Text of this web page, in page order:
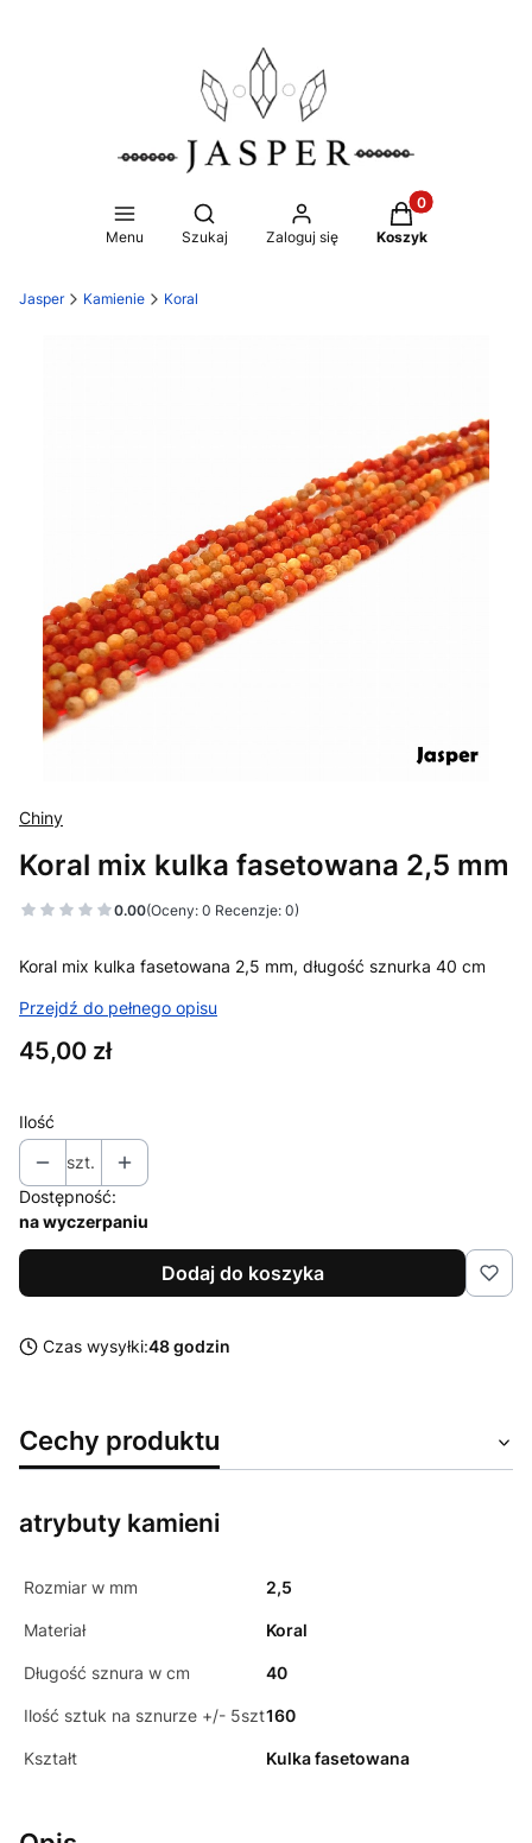
Menu
Otwórz wyszukiwarkę
Szukaj Zaloguj się
Produkty w
Koszyk
Jasper Kamienie Koral
Chiny
Koral mix kulka fasetowana 2,5 mm
0.00(Oceny: 0 Recenzje: 0)
Koral mix kulka fasetowana 2,5 mm, długość sznurka 40 cm
Przejdź do pełnego opisu
Cena
45,00 zł
Ilość
szt.
Dostępność:
na wyczerpaniu
Dodaj do koszyka
Czas wysyłki:48 godzin
Cechy produktu
atrybuty kamieni
Rozmiar w mm 2,5
Materiał Koral
Długość sznura w cm 40
Ilość sztuk na sznurze +/- 5szt160
Kształt Kulka fasetowana